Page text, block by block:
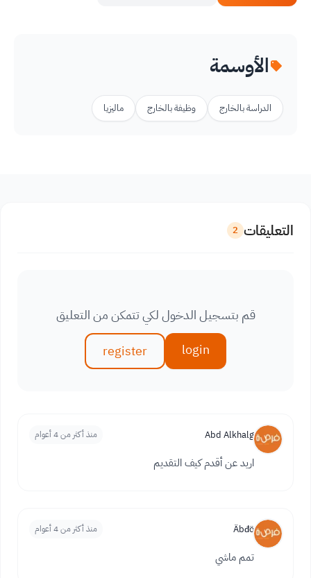
الأوسمة
الدراسة بالخارج وظيفة بالخارج ماليزيا
التعليقات 2
قم بتسجيل الدخول لكي تتمكن من التعليق
login
register
Abd Alkhalg منذ أكثر من 4 أعوام
اريد عن أقدم كيف التقديم
Äbđö منذ أكثر من 4 أعوام
تمم ماشي